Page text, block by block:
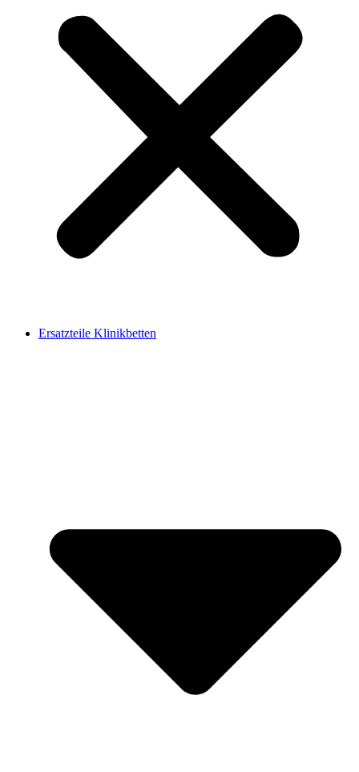
Ersatzteile Klinikbetten